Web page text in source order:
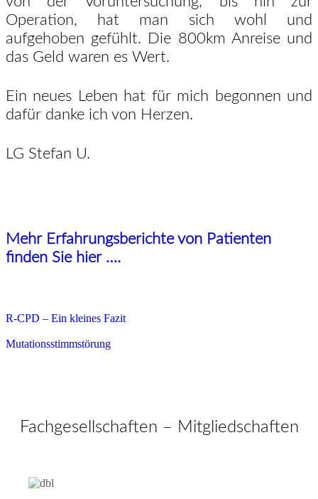
Operation, hat man sich wohl und
aufgehoben gefühlt. Die 800km Anreise und
das Geld waren es Wert.
Ein neues Leben hat für mich begonnen und
dafür danke ich von Herzen.
LG Stefan U.
Mehr Erfahrungsberichte von Patienten
finden Sie hier ….
R-CPD – Ein kleines Fazit
Mutationsstimmstörung
Fachgesellschaften – Mitgliedschaften